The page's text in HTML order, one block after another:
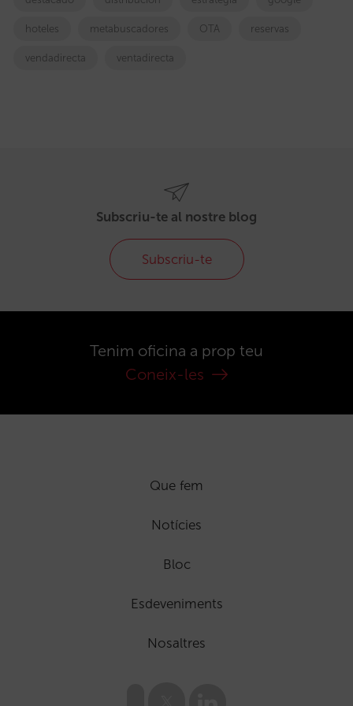
hoteles metabuscadores OTA reservas
vendadirecta ventadirecta
Subscriu-te al nostre blog
Subscriu-te
Tenim oficina a prop teu
Coneix-les
Que fem
Notícies
Bloc
Esdeveniments
Nosaltres